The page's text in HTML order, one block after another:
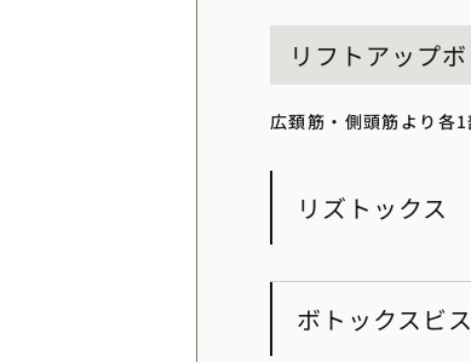
リフトアップ
広頚筋・側頭筋より各
リズトックス
ボトックスビ